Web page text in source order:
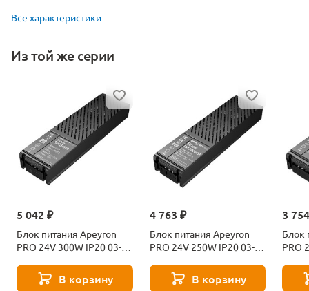
Все характеристики
Из той же серии
5 042 ₽
Блок питания Apeyron
PRO 24V 300W IP20 03-
В корзину
4 763 ₽
Блок питания Apeyron
PRO 24V 250W IP20 03-
В корзину
3
Блок
PRO